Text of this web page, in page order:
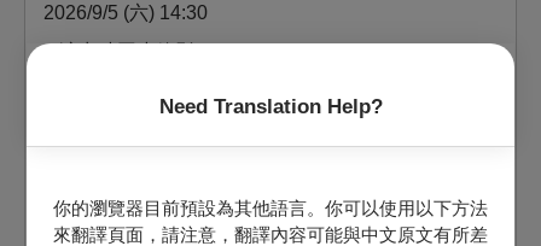
Need Translation Help?
你的瀏覽器目前預設為其他語言。你可以使用以下方法
來翻譯頁面，請注意，翻譯內容可能與中文原文有所差
2026/9/5 (六) 14:30
✦演出時同步錄影
購買